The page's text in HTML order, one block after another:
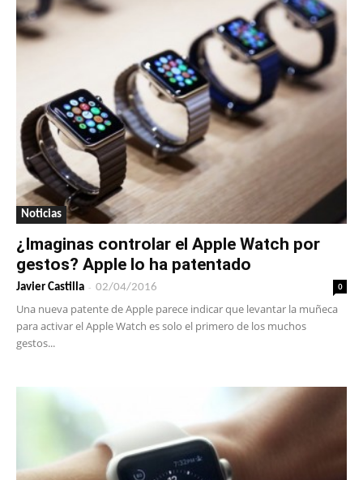
Noticias
¿Imaginas controlar el Apple Watch por
gestos? Apple lo ha patentado
Javier Castilla - 02/04/2016 0
Una nueva patente de Apple parece indicar que levantar la muñeca
para activar el Apple Watch es solo el primero de los muchos
gestos...